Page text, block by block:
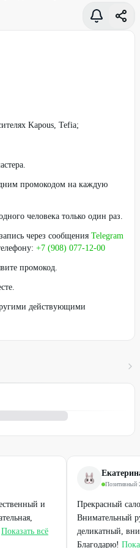
Kapous, Tefia;
промокодом на каждую
человека только один раз.
через сообщения Telegram
+7 (908) 077-12-00
промокод.
действующими
и
Показать всё
Позитивный·
Прекрасный
Внимательный
деликатный,
Благодарю!